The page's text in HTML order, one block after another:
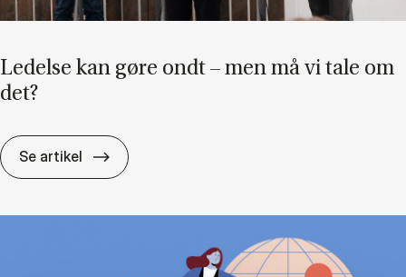
Le­del­se kan gøre ondt – men må vi tale om
det?
Se artikel Le­del­se kan gøre ondt – men må vi tale om